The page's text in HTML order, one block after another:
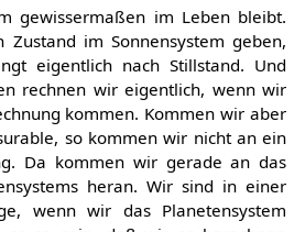
gewissermaßen im Leben bleibt.
Zustand im Sonnensystem geben,
eigentlich nach Stillstand. Und
rechnen wir eigentlich, wenn wir
kommen. Kommen wir aber
so kommen wir nicht an ein
Da kommen wir gerade an das
heran. Wir sind in einer
wenn wir das Planetensystem